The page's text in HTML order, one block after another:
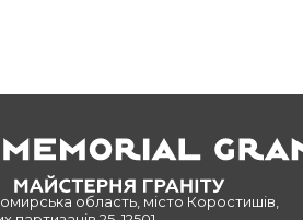
область, місто Коростишів,